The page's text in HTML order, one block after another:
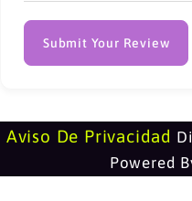
Submit Your Review
Aviso De Privacidad
Powered